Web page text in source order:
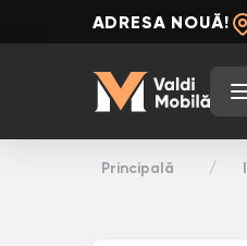
ADRESA NOUĂ!
Principală